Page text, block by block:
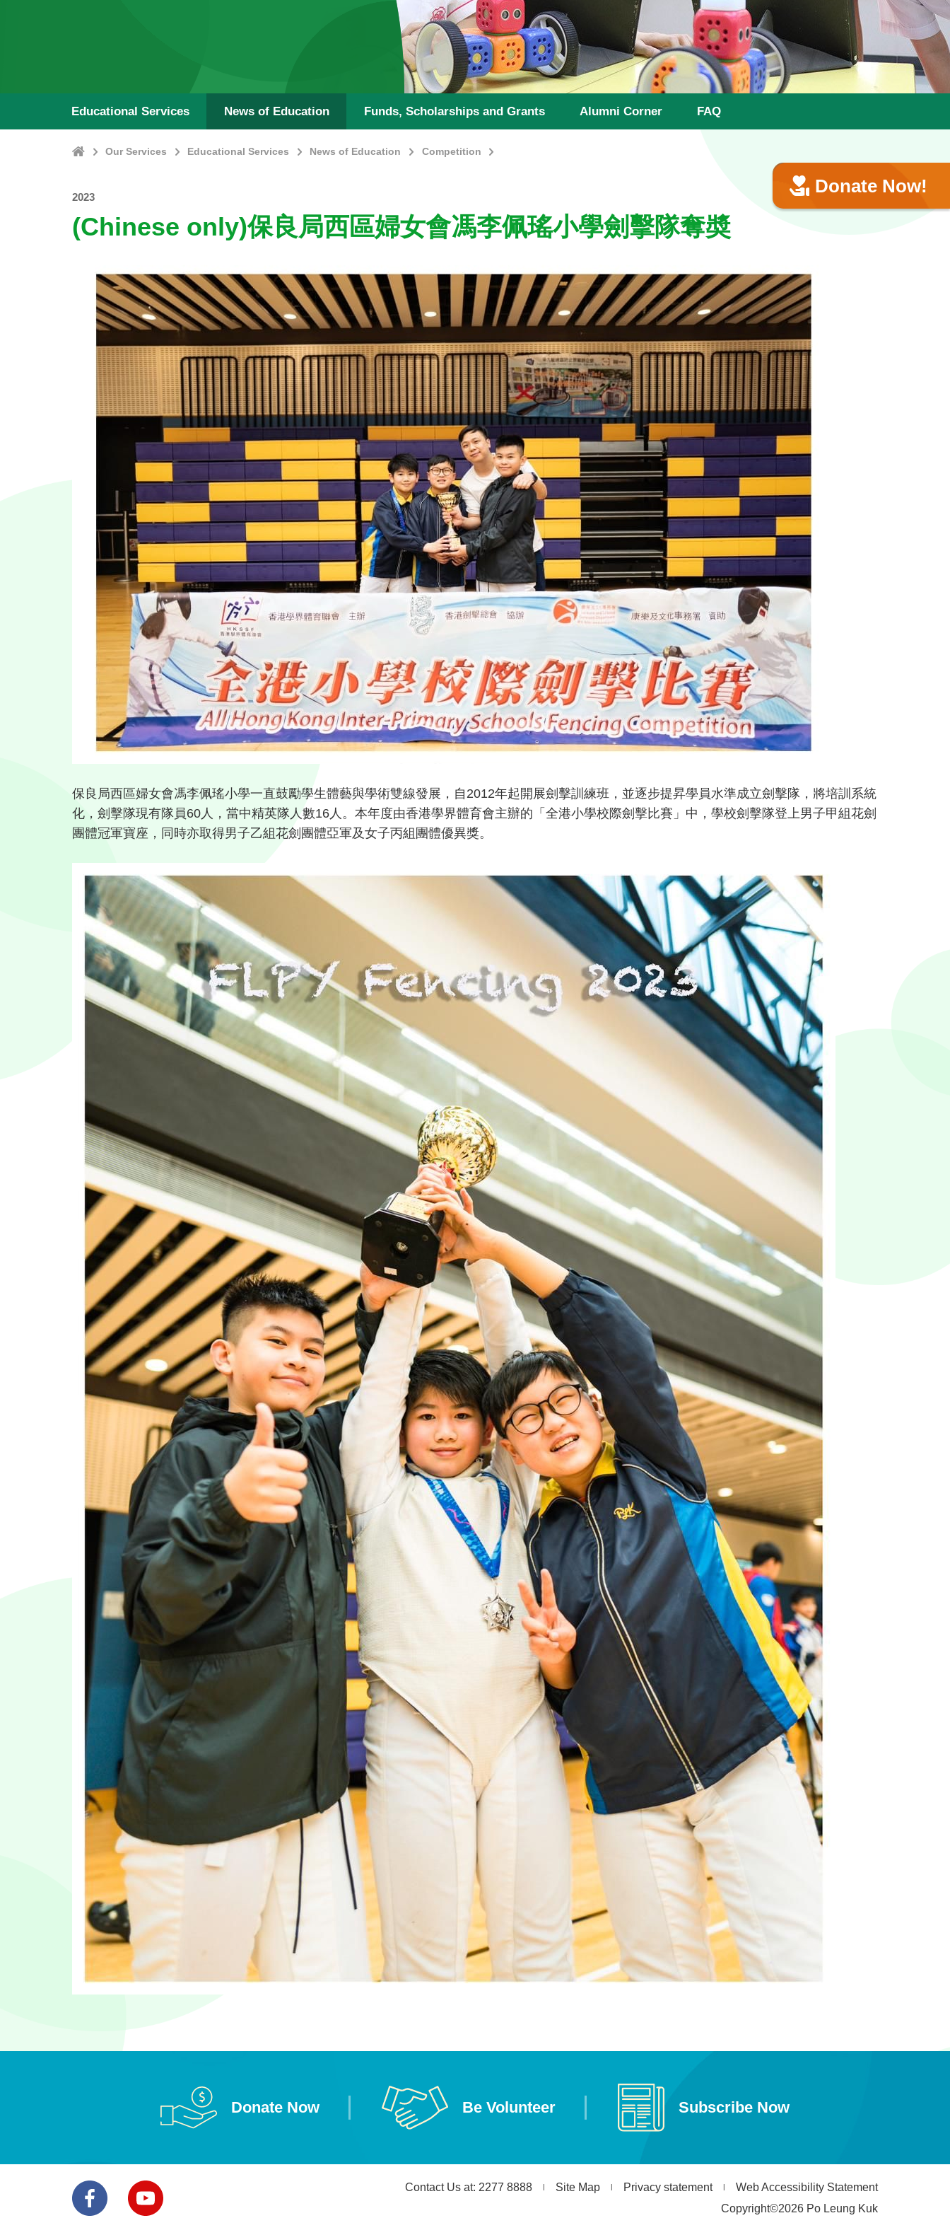
Educational Services News of Education Funds, Scholarships and Grants Alumni Corner FAQ
HomeOur Services Educational Services News of Education Competition
Donate Now!
2023
(Chinese only)保良局西區婦女會馮李佩瑤小學劍擊隊奪奬
保良局西區婦女會馮李佩瑤小學一直鼓勵學生體藝與學術雙線發展，自2012年起開展劍擊訓練班，並逐步提昇學員水準成立劍擊隊，將培訓系統
化，劍擊隊現有隊員60人，當中精英隊人數16人。本年度由香港學界體育會主辦的「全港小學校際劍擊比賽」中，學校劍擊隊登上男子甲組花劍
團體冠軍寶座，同時亦取得男子乙組花劍團體亞軍及女子丙組團體優異獎。
Donate Now Be Volunteer Subscribe Now
Contact Us at: 2277 8888 Site Map Privacy statement
Web Accessibility Statement
Copyright©2026 Po Leung Kuk